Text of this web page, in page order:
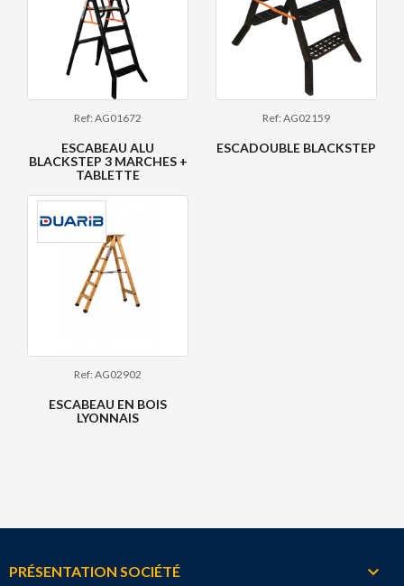
Ref: AG01672
ESCABEAU ALU
BLACKSTEP 3 MARCHES +
TABLETTE
Ref: AG02159
ESCADOUBLE BLACKSTEP
Ref: AG02902
ESCABEAU EN BOIS
LYONNAIS
PRÉSENTATION SOCIÉTÉ 